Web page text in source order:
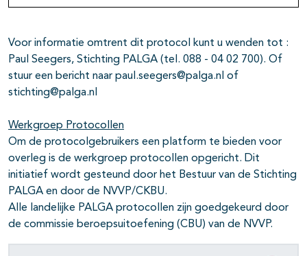
Voor informatie omtrent dit protocol kunt u wenden tot :
Paul Seegers, Stichting PALGA (tel. 088 - 04 02 700). Of
stuur een bericht naar paul.seegers@palga.nl of
stichting@palga.nl
Werkgroep Protocollen
Om de protocolgebruikers een platform te bieden voor
overleg is de werkgroep protocollen opgericht. Dit
initiatief wordt gesteund door het Bestuur van de Stichting
PALGA en door de NVVP/CKBU.
Alle landelijke PALGA protocollen zijn goedgekeurd door
de commissie beroepsuitoefening (CBU) van de NVVP.